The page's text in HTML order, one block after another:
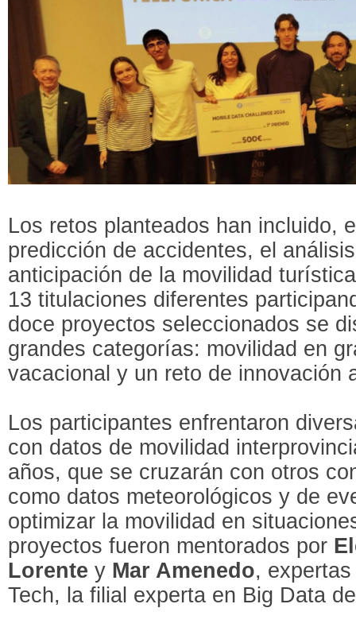
Los retos planteados han incluido,
predicción de accidentes, el
anticipación de la movilidad
13 titulaciones diferentes
doce proyectos seleccionados se
grandes categorías: movilidad en
vacacional y un reto de innovación
Los participantes enfrentaron
con datos de movilidad
años, que se cruzarán con otros
como datos meteorológicos y de
optimizar la movilidad en
proyectos fueron mentorados por
Lorente y Mar Amenedo,
Tech, la filial experta en Big Data